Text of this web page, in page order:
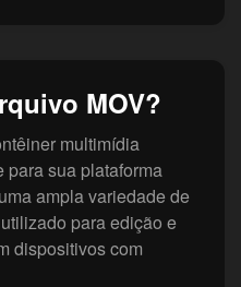
MOV?
multimídia
sua plataforma
ampla variedade de
para edição e
dispositivos com